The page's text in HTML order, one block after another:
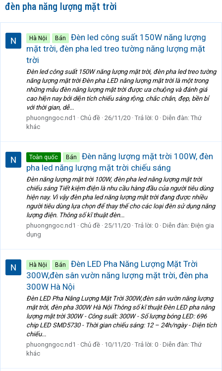
đèn pha năng lượng mặt trời
Hà Nội Bán
Đèn led công suất 150W năng lượng
mặt trời, đèn pha led treo tường năng lượng mặt
trời
Đèn led công suất 150W năng lượng mặt trời, đèn pha led treo tường
năng lượng mặt trời Đèn pha LED năng lượng mặt trời là một trong
những mẫu đèn năng lượng mặt trời được ưa chuộng và đánh giá
cao hiện nay bởi diện tích chiếu sáng rộng, chắc chắn, đẹp, bền bỉ
với thời gian, dễ...
phuongngoc.nd1
Chủ đề 26/11/20 Trả lời: 0 Diễn đàn: Thứ
khác
Toàn quốc Bán
Đèn năng lượng mặt trời 100W, đèn
pha led năng lượng mặt trời chiếu sáng
Đèn năng lượng mặt trời 100W, đèn pha led năng lượng mặt trời
chiếu sáng Tiết kiệm điện là nhu cầu hàng đầu của người tiêu dùng
hiện nay. Vì vậy đèn pha led năng lượng mặt trời đang được nhiều
người tiêu dùng lựa chọn để thay thế cho các loại đèn sử dụng năng
lượng điện. Thông số kĩ thuật đèn...
phuongngoc.nd1
Chủ đề 25/11/20 Trả lời: 0 Diễn đàn: Điện gia
dụng
Hà Nội Bán
Đèn LED Pha Năng Lượng Mặt Trời
300W,đèn sân vườn năng lượng mặt trời, đèn pha
300W Hà Nội
Đèn LED Pha Năng Lượng Mặt Trời 300W,đèn sân vườn năng lượng
mặt trời, đèn pha 300W Hà Nội Thông số kĩ thuật Đèn LED pha năng
lượng mặt trời 300W - Công suất: 300W - Số lượng bóng LED: 696
chip LED SMD5730 - Thời gian chiếu sáng: 12 – 24h/ngày - Diện tích
chiếu...
phuongngoc.nd1
Chủ đề 10/11/20 Trả lời: 0 Diễn đàn: Thứ
khác